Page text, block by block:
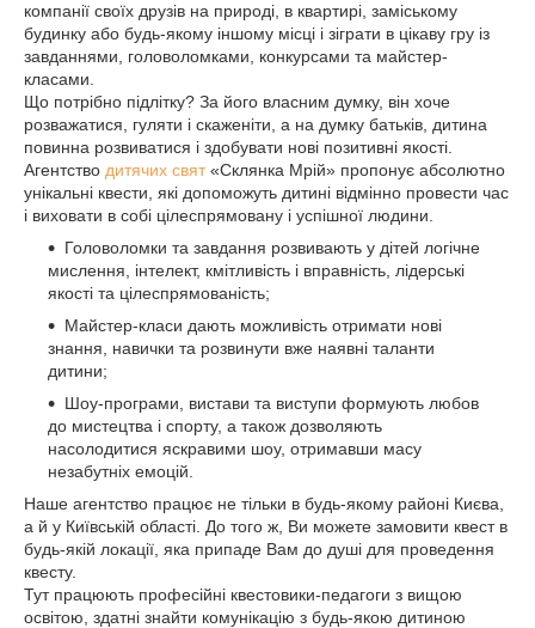
компанії своїх друзів на природі, в квартирі, заміському
будинку або будь-якому іншому місці і зіграти в цікаву гру із
завданнями, головоломками, конкурсами та майстер-
класами.
Що потрібно підлітку? За його власним думку, він хоче
розважатися, гуляти і скаженіти, а на думку батьків, дитина
повинна розвиватися і здобувати нові позитивні якості.
Агентство дитячих свят«Склянка Мрій» пропонує абсолютно
унікальні квести, які допоможуть дитині відмінно провести час
і виховати в собі цілеспрямовану і успішної людини.
Головоломки та завдання розвивають у дітей логічне
мислення, інтелект, кмітливість і вправність, лідерські
якості та цілеспрямованість;
Майстер-класи дають можливість отримати нові
знання, навички та розвинути вже наявні таланти
дитини;
Шоу-програми, вистави та виступи формують любов
до мистецтва і спорту, а також дозволяють
насолодитися яскравими шоу, отримавши масу
незабутніх емоцій.
Наше агентство працює не тільки в будь-якому районі Києва,
а й у Київській області. До того ж, Ви можете замовити квест в
будь-якій локації, яка припаде Вам до душі для проведення
квесту.
Тут працюють професійні квестовики-педагоги з вищою
освітою, здатні знайти комунікацію з будь-якою дитиною